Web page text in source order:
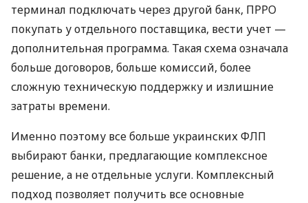
терминал подключать через другой банк, ПРРО
покупать у отдельного поставщика, вести учет —
дополнительная программа. Такая схема означала
больше договоров, больше комиссий, более
сложную техническую поддержку и излишние
затраты времени.
Именно поэтому все больше украинских ФЛП
выбирают банки, предлагающие комплексное
решение, а не отдельные услуги. Комплексный
подход позволяет получить все основные